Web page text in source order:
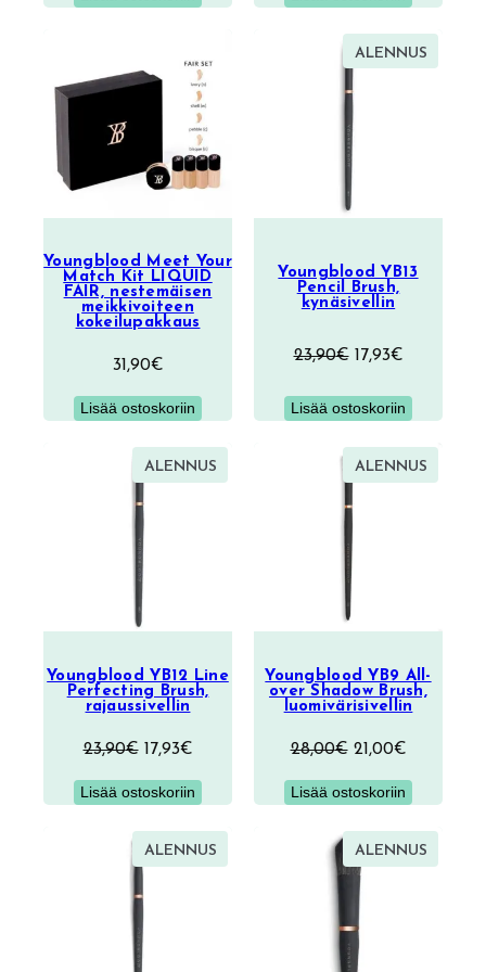
Youngblood Meet Your
Match Kit LIQUID
FAIR, nestemäisen
meikkivoiteen
kokeilupakkaus
31,90€
Lisää ostoskoriin
ALENNUSTUOTE
Youngblood YB13
Pencil Brush,
kynäsivellin
23,90€ Alkuperäinen
oli:
17,93€Nykyinen
on:
Lisää ostoskoriin
ALENNUSTUOTE
Youngblood YB12 Line
Perfecting Brush,
rajaussivellin
23,90€ Alkuperäinen
oli:
23,90€.
17,93€Nykyinen
on:
17,93€.
Lisää ostoskoriin
ALENNUSTUOTE
Youngblood YB9 All-
over Shadow Brush,
luomivärisivellin
28,00€ Alkuperäinen
oli:
28,00€.
21,00€Nykyinen
on:
21,00€.
Lisää ostoskoriin
ALENNUSTUOTE
ALENNUSTUOTE